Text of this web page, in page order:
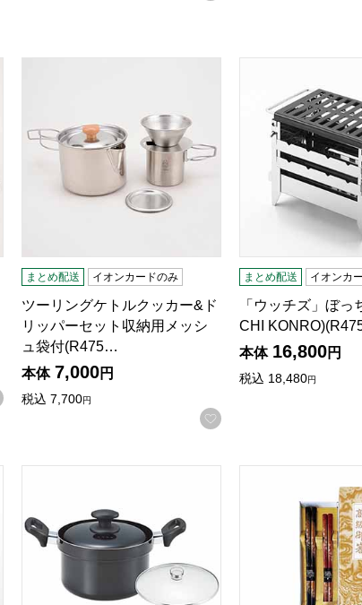
お気に入りに登録する
ツーリングケトルクッカー&ドリッパーセット収納
まとめ配送 イオンカードのみ
ツーリングケトルクッカー&ド
リッパーセット収納用メッシ
ュ袋付(R475…
本体 7,000円
税込 7,700円
お気に入りに登録する
「ウッチズ」ぼっ
まとめ配送 イオンカ
「ウッチズ」ぼっ
CHI
本体 16,800円
税込 18,480円